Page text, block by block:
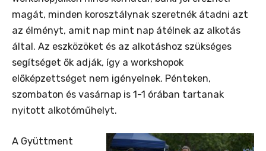
magát, minden korosztálynak szeretnék átadni azt
az élményt, amit nap mint nap átélnek az alkotás
által. Az eszközöket és az alkotáshoz szükséges
segítséget ők adják, így a workshopok
előképzettséget nem igényelnek. Pénteken,
szombaton és vasárnap is 1-1 órában tartanak
nyitott alkotóműhelyt.
A Gyüttment